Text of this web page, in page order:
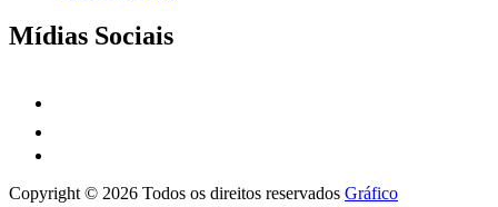
Mídias Sociais
Copyright © 2026 Todos os direitos reservados Gráfico